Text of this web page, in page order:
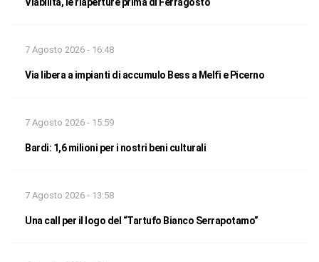
7 Agosto 2026 - 16:48
Via libera a impianti di accumulo Bess a Melfi e Picerno
7 Agosto 2026 - 15:59
Bardi: 1,6 milioni per i nostri beni culturali
7 Agosto 2026 - 13:58
Una call per il logo del “Tartufo Bianco Serrapotamo”